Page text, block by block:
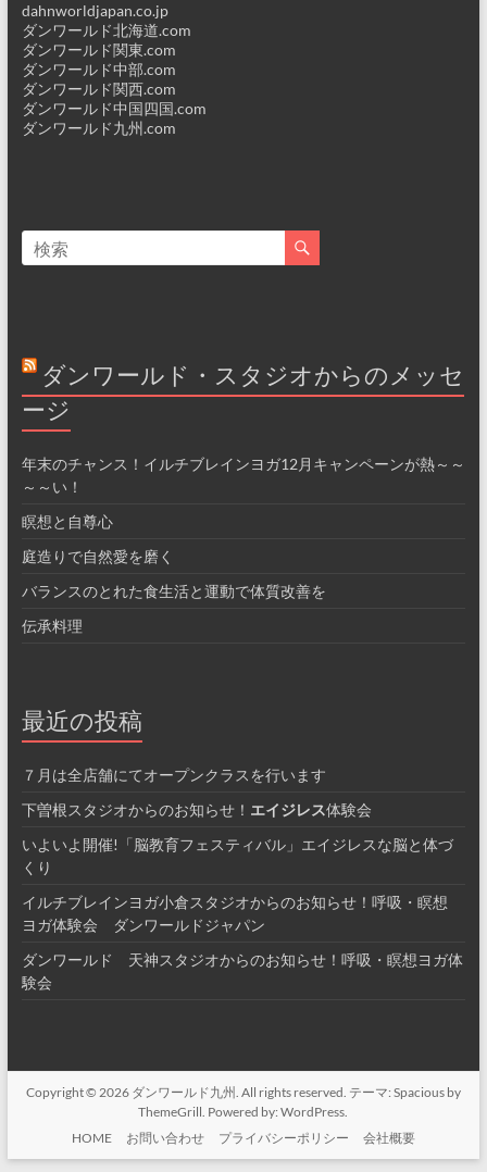
dahnworldjapan.co.jp
ダンワールド北海道.com
ダンワールド関東.com
ダンワールド中部.com
ダンワールド関西.com
ダンワールド中国四国.com
ダンワールド九州.com
ダンワールド・スタジオからのメッセ
ージ
年末のチャンス！イルチブレインヨガ12月キャンペーンが熱～～
～～い！
瞑想と自尊心
庭造りで自然愛を磨く
バランスのとれた食生活と運動で体質改善を
伝承料理
最近の投稿
７月は全店舗にてオープンクラスを行います
下曽根スタジオからのお知らせ！ エイジレス体験会
いよいよ開催!「脳教育フェスティバル」エイジレスな脳と体づ
くり
イルチブレインヨガ小倉スタジオからのお知らせ！呼吸・瞑想
ヨガ体験会 ダンワールドジャパン
ダンワールド 天神スタジオからのお知らせ！呼吸・瞑想ヨガ体
験会
Copyright © 2026 ダンワールド九州 . All rights reserved. テーマ: Spaciousby
ThemeGrill. Powered by:WordPress.
HOME
お問い合わせ プライバシーポリシー 会社概要